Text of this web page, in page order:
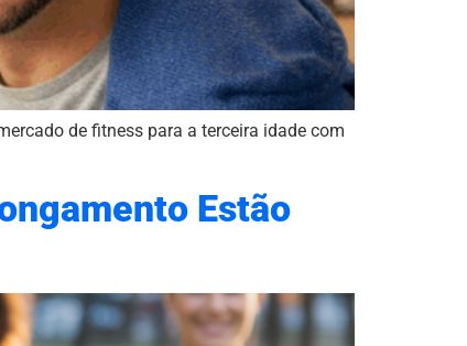
de fitness para a terceira idade com
Estão